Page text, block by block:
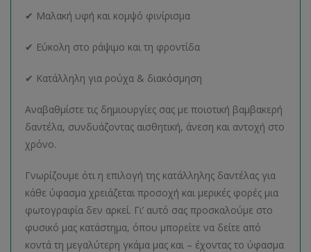
✔ Μαλακή υφή και κομψό φινίρισμα
✔ Εύκολη στο ράψιμο και τη φροντίδα
✔ Κατάλληλη για ρούχα & διακόσμηση
Αναβαθμίστε τις δημιουργίες σας με ποιοτική βαμβακερή
δαντέλα, συνδυάζοντας αισθητική, άνεση και αντοχή στο
χρόνο.
Γνωρίζουμε ότι η επιλογή της κατάλληλης δαντέλας για
κάθε ύφασμα χρειάζεται προσοχή και μερικές φορές μια
φωτογραφία δεν αρκεί. Γι’ αυτό σας προσκαλούμε στο
φυσικό μας κατάστημα, όπου μπορείτε να δείτε από
κοντά τη μεγαλύτερη γκάμα μας και – έχοντας το ύφασμα